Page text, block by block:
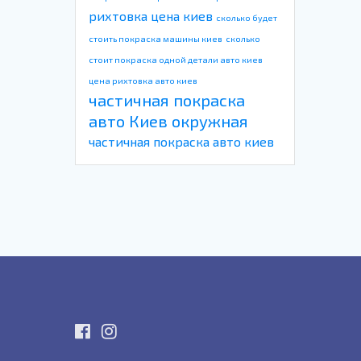
рихтовка цена киев сколько будет
стоить покраска машины киев сколько
стоит покраска одной детали авто киев
цена рихтовка авто киев
частичная покраска
авто Киев окружная
частичная покраска авто киев